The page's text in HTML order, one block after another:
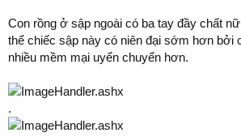
Con rồng ở sập ngoài có ba tay đầy chất
thể chiếc sập này có niên đại sớm hơn bởi
nhiều mềm mại uyển chuyển hơn.
.